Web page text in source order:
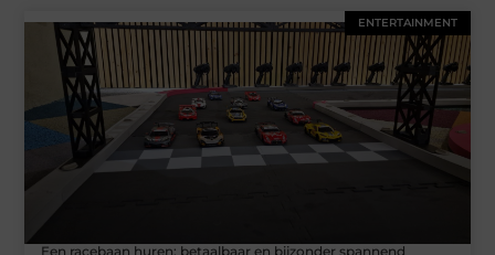
ENTERTAINMENT
Een racebaan huren: betaalbaar en bijzonder spannend